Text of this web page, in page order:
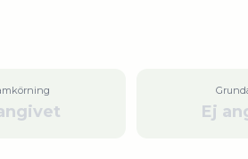
Ej